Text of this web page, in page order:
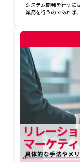
システム開発を行うに
業務を行うのであれば